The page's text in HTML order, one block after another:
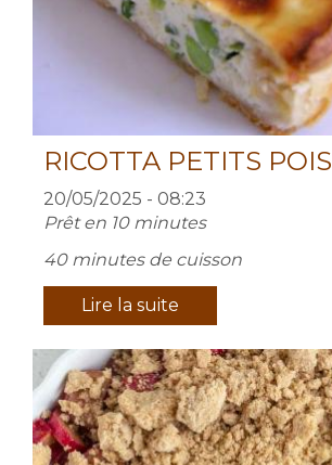
RICOTTA PETITS POIS
20/05/2025 - 08:23
Prêt en 10 minutes
40 minutes de cuisson
Lire la suite